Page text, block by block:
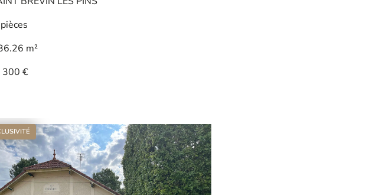
m²
300 €